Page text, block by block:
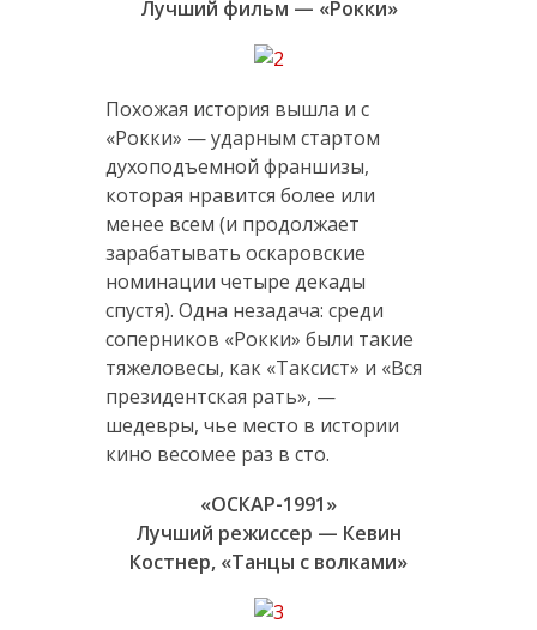
Лучший фильм — «Рокки»
Похожая история вышла и с
«Рокки» — ударным стартом
духоподъемной франшизы,
которая нравится более или
менее всем (и продолжает
зарабатывать оскаровские
номинации четыре декады
спустя). Одна незадача: среди
соперников «Рокки» были такие
тяжеловесы, как «Таксист» и «Вся
президентская рать», —
шедевры, чье место в истории
кино весомее раз в сто.
«ОСКАР-1991»
Лучший режиссер — Кевин
Костнер, «Танцы с волками»